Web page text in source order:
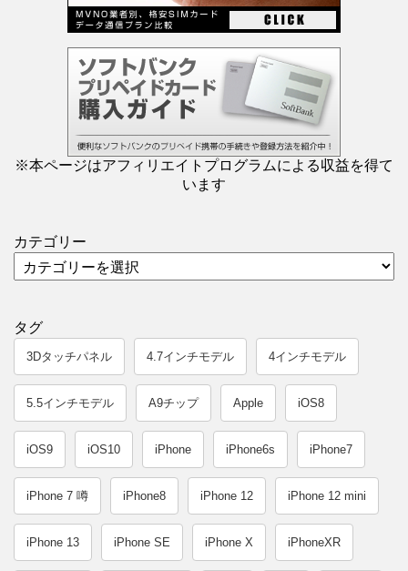
※本ページはアフィリエイトプログラムによる収益を得て
います
カテゴリー
タグ
3Dタッチパネル 4.7インチモデル 4インチモデル
5.5インチモデル A9チップ Apple iOS8
iOS9 iOS10 iPhone iPhone6s iPhone7
iPhone 7 噂 iPhone8 iPhone 12 iPhone 12 mini
iPhone 13 iPhone SE iPhone X iPhoneXR